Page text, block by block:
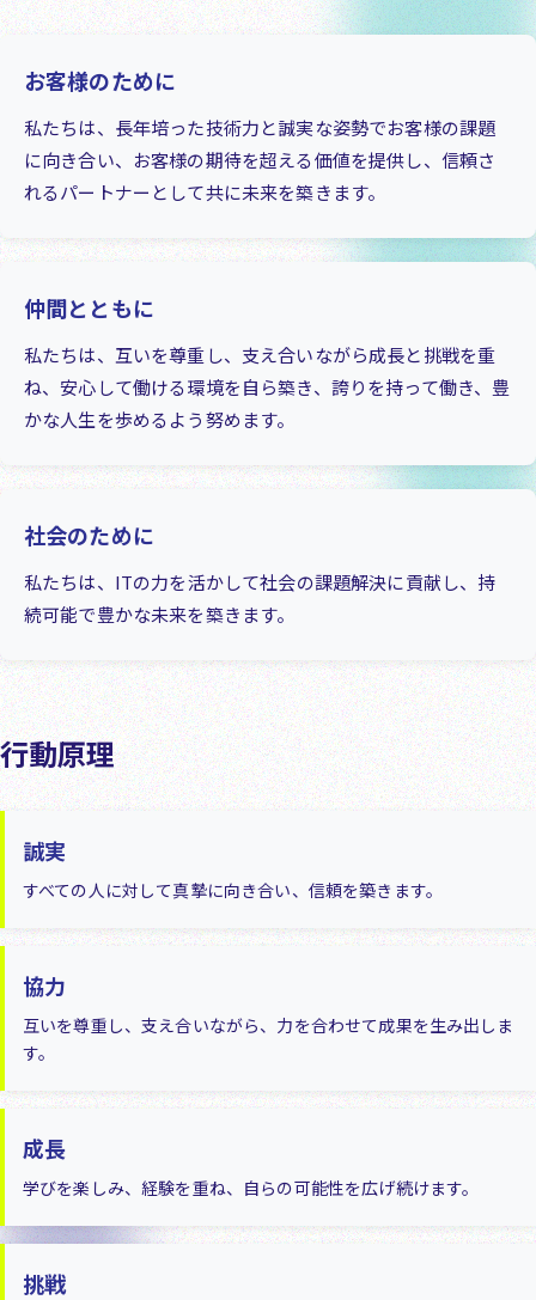
お客様のために
私たちは、長年培った技術力と誠実な姿勢でお客様の課題
に向き合い、お客様の期待を超える価値を提供し、信頼さ
れるパートナーとして共に未来を築きます。
仲間とともに
私たちは、互いを尊重し、支え合いながら成長と挑戦を重
ね、安心して働ける環境を自ら築き、誇りを持って働き、豊
かな人生を歩めるよう努めます。
社会のために
私たちは、ITの力を活かして社会の課題解決に貢献し、持
続可能で豊かな未来を築きます。
行動原理
誠実
すべての人に対して真摯に向き合い、信頼を築きます。
協力
互いを尊重し、支え合いながら、力を合わせて成果を生み出しま
す。
成長
学びを楽しみ、経験を重ね、自らの可能性を広げ続けます。
挑戦